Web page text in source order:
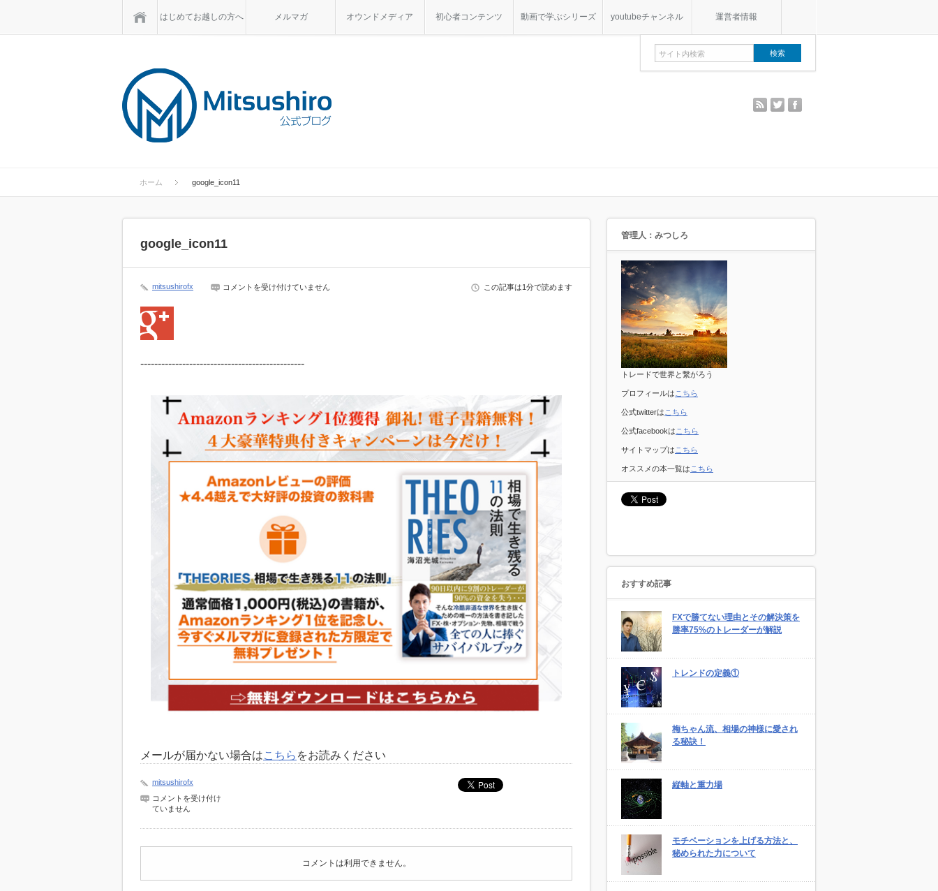
はじめてお越しの方へ メルマガ オウンドメディア 初心者コンテンツ 動画で学ぶシリーズ youtubeチャンネル 運営者情報
rss twitter
ホーム google_icon11
google_icon11
mitsushirofx
google_icon11
コメントを受け付けていません この記事は1分で読めます
-----------------------------------------------
メールが届かない場合はこちら をお読みください
mitsushirofx
google_icon11
は
コメントを受け付け
ていません
コメントは利用できません。
管理人：みつしろ
トレードで世界と繋がろう
プロフィールは こちら
公式twitterは こちら
公式facebookは こちら
サイトマップは こちら
オススメの本一覧は こちら
おすすめ記事
FXで勝てない理由とその解決策を
勝率75%のトレーダーが解説
トレンドの定義①
梅ちゃん流、相場の神様に愛され
る秘訣！
縦軸と重力場
モチベーションを上げる方法と、
秘められた力について